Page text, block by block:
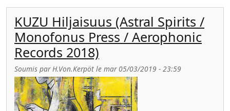
KUZU Hiljaisuus (Astral Spirits /
Monofonus Press / Aerophonic
Records 2018)
Soumis parH.Von.Kerpöt le mar 05/03/2019 - 23:59